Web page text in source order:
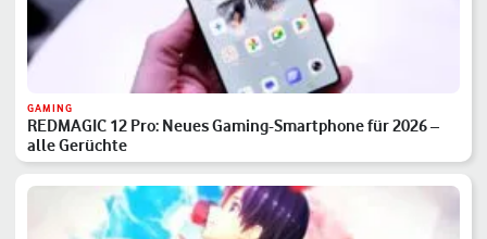
GAMING
REDMAGIC 12 Pro: Neues Gaming-Smartphone für 2026 –
alle Gerüchte